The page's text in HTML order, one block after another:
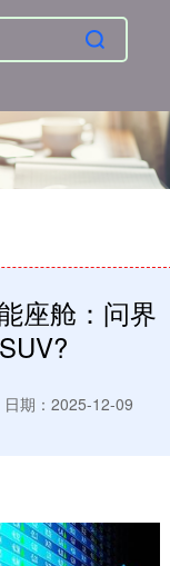
座舱：问界
日期：2025-12-09